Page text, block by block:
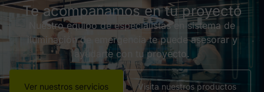
Te acompañamos en tu proyecto
Nuestro equipo de especialistas en sistema de
iluminación de emergencia te puede asesorar y
ayudarte con tu proyecto.
Ver nuestros servicios Visita nuestros productos